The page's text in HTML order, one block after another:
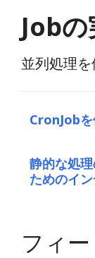
Job
並列処理を
CronJob
静的な処
ためのイ
フィ